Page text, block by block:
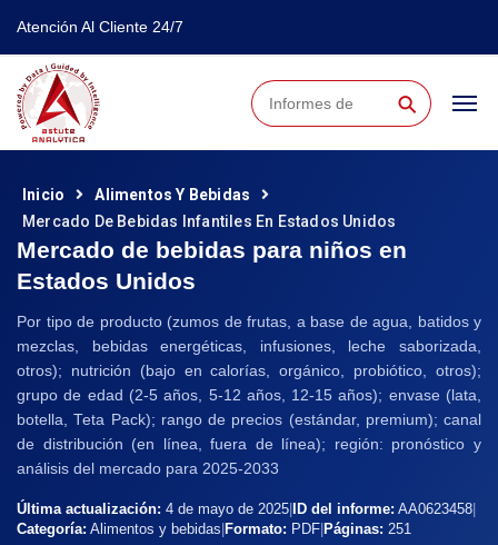
Atención Al Cliente 24/7
⚲
Inicio
Alimentos Y Bebidas
Mercado De Bebidas Infantiles En Estados Unidos
Mercado de bebidas para niños en
Estados Unidos
Por tipo de producto (zumos de frutas, a base de agua, batidos y
mezclas, bebidas energéticas, infusiones, leche saborizada,
otros); nutrición (bajo en calorías, orgánico, probiótico, otros);
grupo de edad (2-5 años, 5-12 años, 12-15 años); envase (lata,
botella, Teta Pack); rango de precios (estándar, premium); canal
de distribución (en línea, fuera de línea); región: pronóstico y
análisis del mercado para 2025-2033
Última actualización: 4 de mayo de 2025 ID del informe: AA0623458
Categoría: Alimentos y bebidas Formato: PDF Páginas: 251